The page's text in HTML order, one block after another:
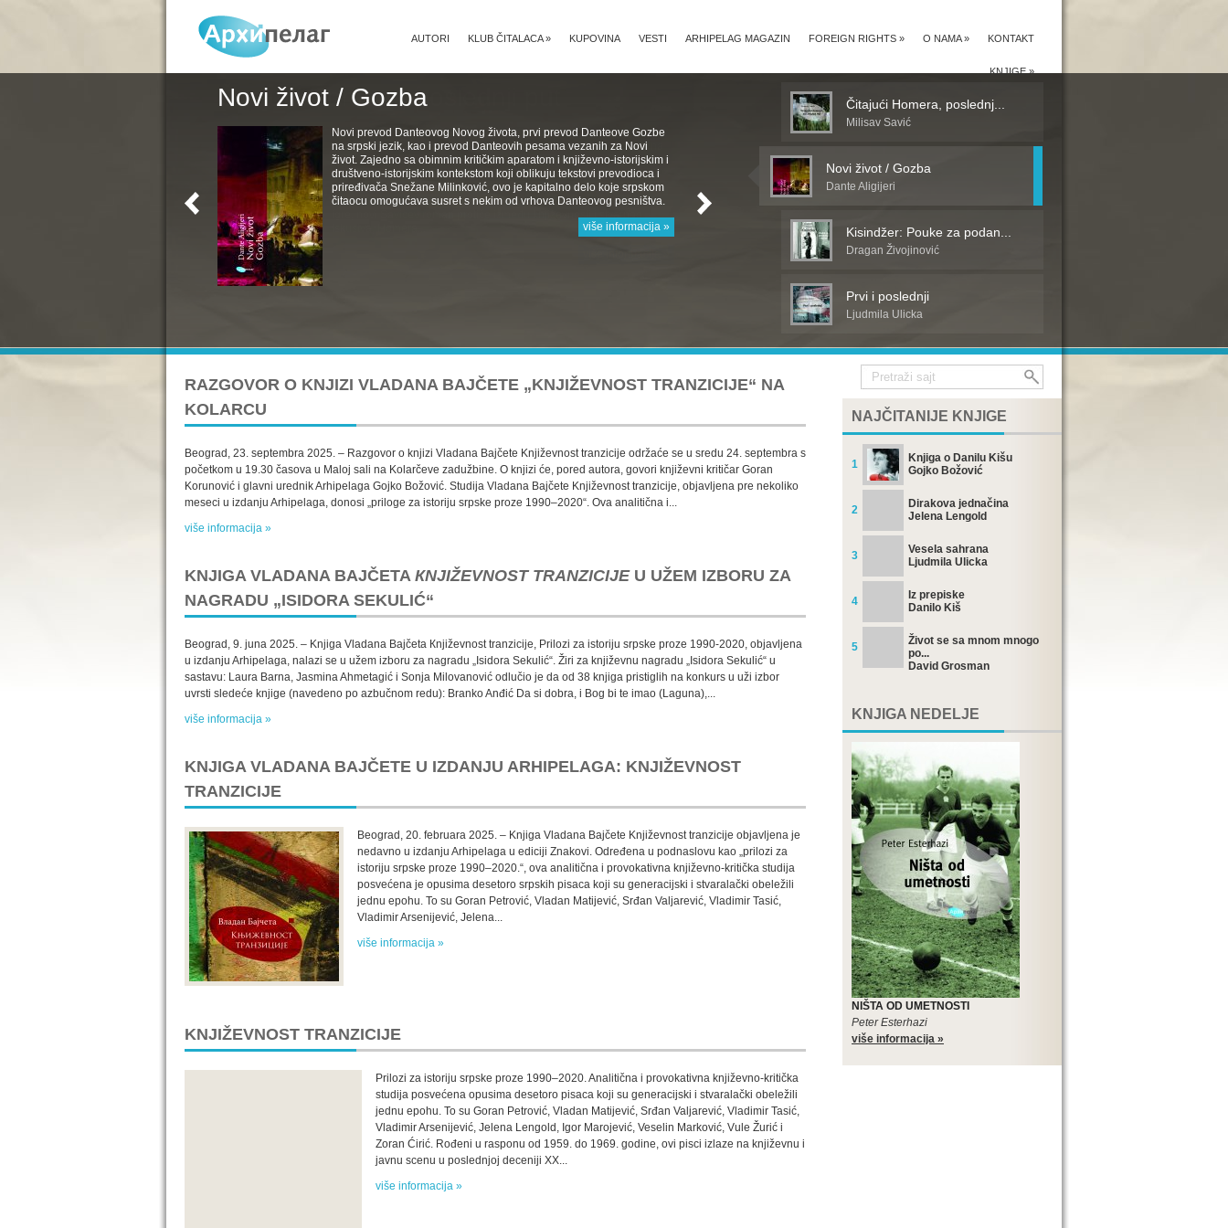
KONTAKT
O NAMA»
FOREIGN RIGHTS »
ARHIPELAG MAGAZIN
VESTI
KUPOVINA
KLUB ČITALACA»
AUTORI
KNJIGE»
Novi život / Gozba
Novi prevod Danteovog Novog života, prvi prevod Danteove Gozbe
na srpski jezik, kao i prevod Danteovih pesama vezanih za Novi
život. Zajedno sa obimnim kritičkim aparatom i književno-istorijskim i
društveno-istorijskim kontekstom koji oblikuju tekstovi prevodioca i
priređivača Snežane Milinković, ovo je kapitalno delo koje srpskom
čitaocu omogućava susret s nekim od vrhova Danteovog pesništva.
više informacija »
Čitajući Homera, poslednj...
Milisav Savić
Novi život / Gozba
Dante Aligijeri
Kisindžer: Pouke za podan...
Dragan Živojinović
Prvi i poslednji
Ljudmila Ulicka
RAZGOVOR O KNJIZI VLADANA BAJČETE „KNJIŽEVNOST TRANZICIJE“ NA
KOLARCU
Beograd, 23. septembra 2025. – Razgovor o knjizi Vladana Bajčete Književnost tranzicije održaće se u sredu 24. septembra s
početkom u 19.30 časova u Maloj sali na Kolarčeve zadužbine. O knjizi će, pored autora, govori književni kritičar Goran
Korunović i glavni urednik Arhipelaga Gojko Božović. Studija Vladana Bajčete Književnost tranzicije, objavljena pre nekoliko
meseci u izdanju Arhipelaga, donosi „priloge za istoriju srpske proze 1990–2020“. Ova analitična i...
više informacija »
KNJIGA VLADANA BAJČETA КNJIŽEVNOST TRANZICIJEU UŽEM IZBORU ZA
NAGRADU „ISIDORA SEKULIĆ“
Beograd, 9. juna 2025. – Knjiga Vladana Bajčeta Кnjiževnost tranzicije, Prilozi za istoriju srpske proze 1990-2020, objavljena
u izdanju Arhipelaga, nalazi se u užem izboru za nagradu „Isidora Sekulić“. Žiri za književnu nagradu „Isidora Sekulić“ u
sastavu: Laura Barna, Jasmina Ahmetagić i Sonja Milovanović odlučio je da od 38 knjiga pristiglih na konkurs u uži izbor
uvrsti sledeće knjige (navedeno po azbučnom redu): Branko Anđić Da si dobra, i Bog bi te imao (Laguna),...
više informacija »
KNJIGA VLADANA BAJČETE U IZDANJU ARHIPELAGA: KNJIŽEVNOST
TRANZICIJE
Beograd, 20. februara 2025. – Knjiga Vladana Bajčete Književnost tranzicije objavljena je
nedavno u izdanju Arhipelaga u ediciji Znakovi. Određena u podnaslovu kao „prilozi za
istoriju srpske proze 1990–2020.“, ova analitična i provokativna književno-kritička studija
posvećena je opusima desetoro srpskih pisaca koji su generacijski i stvaralački obeležili
jednu epohu. To su Goran Petrović, Vladan Matijević, Srđan Valjarević, Vladimir Tasić,
Vladimir Arsenijević, Jelena...
više informacija »
KNJIŽEVNOST TRANZICIJE
Prilozi za istoriju srpske proze 1990–2020. Analitična i provokativna književno-kritička
studija posvećena opusima desetoro pisaca koji su generacijski i stvaralački obeležili
jednu epohu. To su Goran Petrović, Vladan Matijević, Srđan Valjarević, Vladimir Tasić,
Vladimir Arsenijević, Jelena Lengold, Igor Marojević, Veselin Marković, Vule Žurić i
Zoran Ćirić. Rođeni u rasponu od 1959. do 1969. godine, ovi pisci izlaze na književnu i
javnu scenu u poslednjoj deceniji XX...
više informacija »
NAJČITANIJE KNJIGE
1
Knjiga o Danilu Kišu
Gojko Božović
2
Dirakova jednačina
Jelena Lengold
3
Vesela sahrana
Ljudmila Ulicka
4
Iz prepiske
Danilo Kiš
5
Život se sa mnom mnogo
po...
David Grosman
KNJIGA NEDELJE
NIŠTA OD UMETNOSTI
Peter Esterhazi
više informacija »